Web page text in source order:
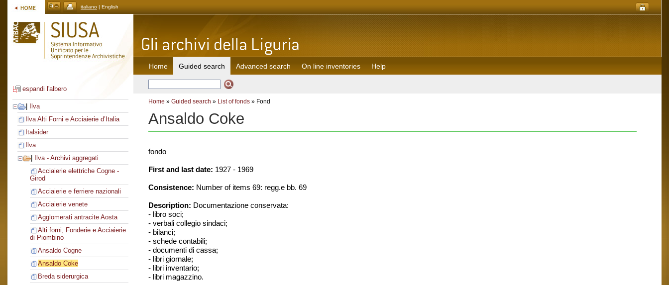
italiano | English
espandi l'albero
Ilva
Ilva Alti Forni e Acciaierie d’Italia
Italsider
Ilva
Ilva - Archivi aggregati
Acciaierie elettriche Cogne -
Girod
Acciaierie e ferriere nazionali
Acciaierie venete
Agglomerati antracite Aosta
Alti forni, Fonderie e Acciaierie
di Piombino
Ansaldo Cogne
Ansaldo Coke
Breda siderurgica
Home Guided search Advanced search On line inventories Help
Home » Guided search » List of fonds » Fond
Ansaldo Coke
fondo
First and last date: 1927 - 1969
Consistence: Number of items 69: regg.e bb. 69
Description: Documentazione conservata:
- libro soci;
- verbali collegio sindaci;
- bilanci;
- schede contabili;
- documenti di cassa;
- libri giornale;
- libri inventario;
- libri magazzino.